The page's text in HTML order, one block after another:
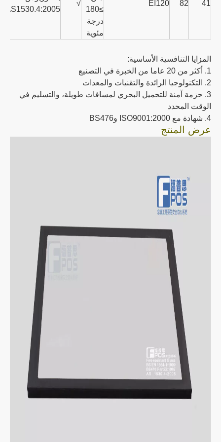
41
82
EI120
≥180
درجة
مئوية
√
AS1530.4:2005
المزايا التنافسية الأساسية:
1. أكثر من 20 عاما من الخبرة في التصنيع
2. التكنولوجيا الرائدة والتقنيات والمعدات
3. حزمة آمنة للتحميل البحري لمسافات طويلة، والتسليم في
الوقت المحدد
4. شهادة مع ISO9001:2000 وBS476
عرض المنتج